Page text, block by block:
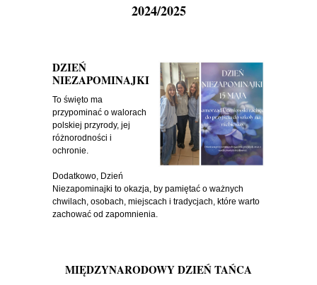
2024/2025
DZIEŃ
NIEZAPOMINAJKI
To święto ma
przypominać o walorach
polskiej przyrody, jej
różnorodności i
ochronie.
Dodatkowo, Dzień
Niezapominajki to okazja, by pamiętać o ważnych
chwilach, osobach, miejscach i tradycjach, które warto
zachować od zapomnienia.
MIĘDZYNARODOWY DZIEŃ TAŃCA